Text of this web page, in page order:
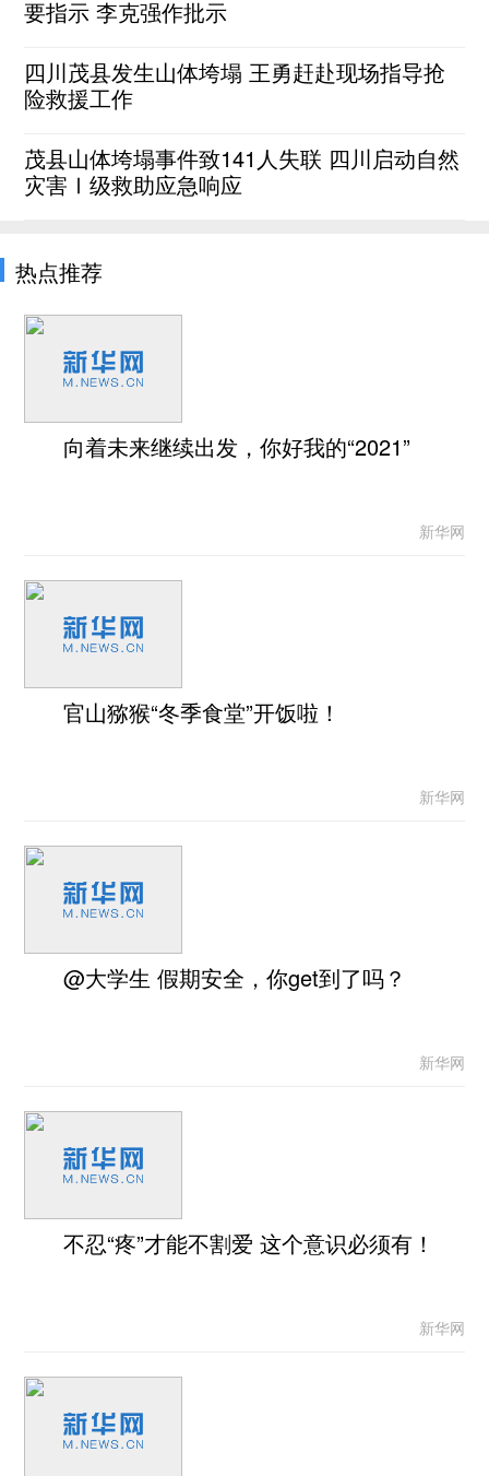
要指示 李克强作批示
四川茂县发生山体垮塌 王勇赶赴现场指导抢
险救援工作
茂县山体垮塌事件致141人失联 四川启动自然
灾害Ⅰ级救助应急响应
热点推荐
向着未来继续出发，你好我的“2021”
新华网
官山猕猴“冬季食堂”开饭啦！
新华网
@大学生 假期安全，你get到了吗？
新华网
不忍“疼”才能不割爱 这个意识必须有！
新华网